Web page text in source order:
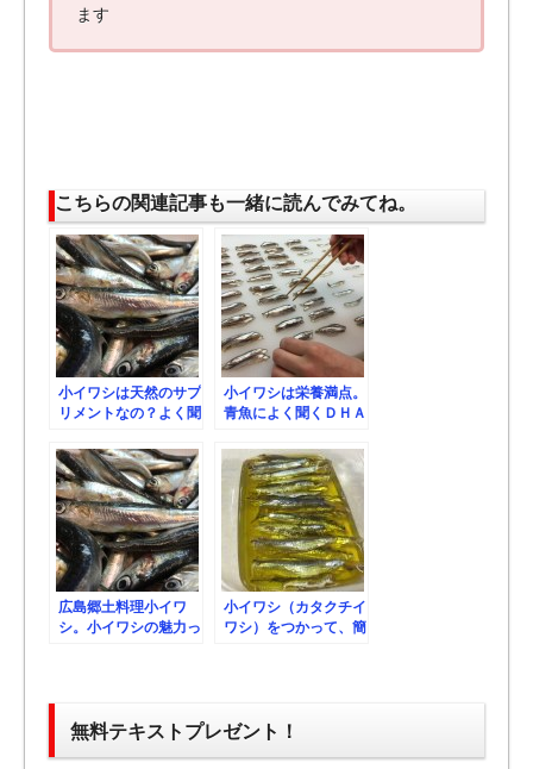
ます
こちらの関連記事も一緒に読んでみてね。
小イワシは天然のサプ
リメントなの？よく聞
単に解説しちゃうよ
ー。
小イワシは栄養満点。
青魚によく聞くＤＨＡ
を解説しちゃうよー。
広島郷土料理小イワ
シ。小イワシの魅力っ
小イワシ（カタクチイ
ワシ）をつかって、簡
無料テキストプレゼント！